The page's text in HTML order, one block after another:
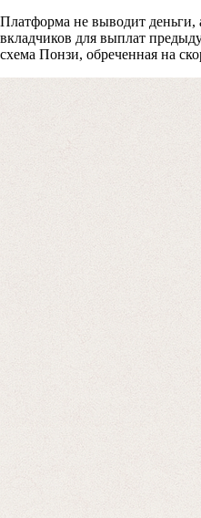
Платформа не выводит деньги,
вкладчиков для выплат
схема Понзи, обреченная на